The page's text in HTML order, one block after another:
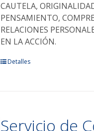
CAUTELA,
PENSAMIENTO,
RELACIONES
EN LA ACCIÓN.
Este
Las
Detalles
Servicio de